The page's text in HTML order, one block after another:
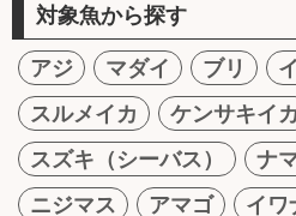
対象魚から探す
アジ マダイ ブリ
スルメイカ
ケンサキイカ
スズキ（シーバス）
ナ
ニジマス
アマゴ イワ